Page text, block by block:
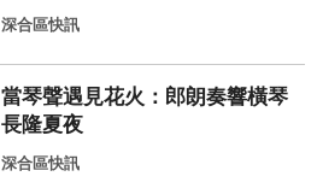
深合區快訊
當琴聲遇見花火：郎朗奏響橫琴
長隆夏夜
深合區快訊